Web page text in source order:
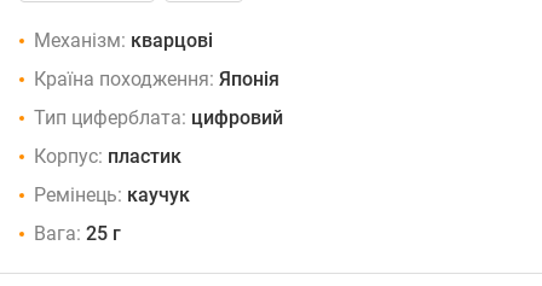
Механізм: кварцові
Країна походження: Японія
Тип циферблата: цифровий
Корпус: пластик
Ремінець: каучук
Вага: 25 г